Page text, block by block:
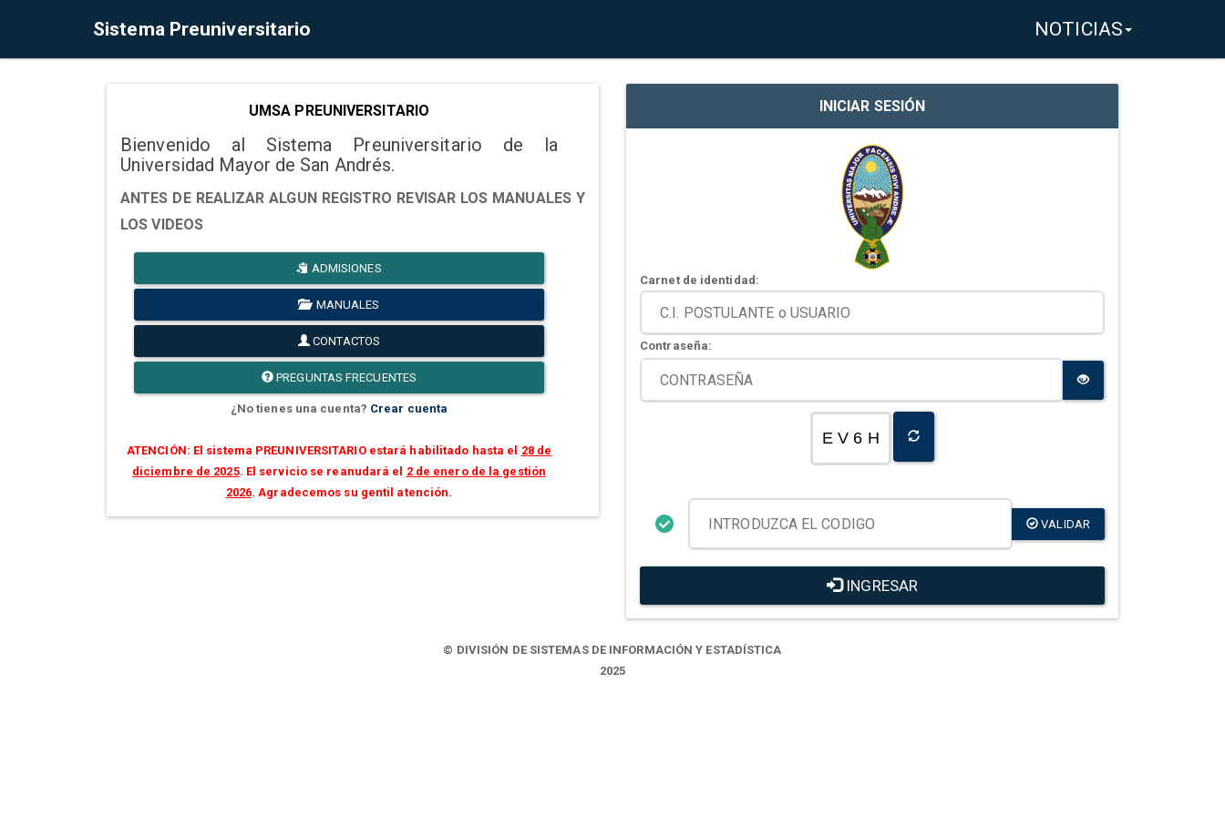
Sistema Preuniversitario NOTICIAS
UMSA PREUNIVERSITARIO
Bienvenido al Sistema Preuniversitario de la
Universidad Mayor de San Andrés.
ANTES DE REALIZAR ALGUN REGISTRO REVISAR LOS MANUALES Y
LOS VIDEOS
ADMISIONES
MANUALES
CONTACTOS
PREGUNTAS FRECUENTES
¿No tienes una cuenta? Crear cuenta
ATENCIÓN: El sistema PREUNIVERSITARIO estará habilitado hasta el 28 de
diciembre de 2025. El servicio se reanudará el 2 de enero de la gestión
2026. Agradecemos su gentil atención.
INICIAR SESIÓN
Carnet de identidad:
Contraseña:
E V 6 H
VALIDAR
INGRESAR
© DIVISIÓN DE SISTEMAS DE INFORMACIÓN Y ESTADÍSTICA
2025